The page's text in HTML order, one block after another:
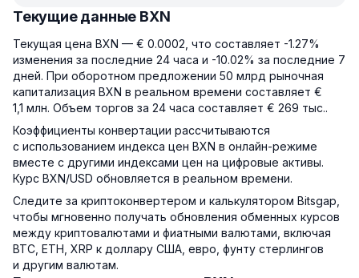
Текущие данные BXN
Текущая цена BXN — € 0.0002, что составляет -1.27%
изменения за последние 24 часа и -10.02% за последние 7
дней. При оборотном предложении 50 млрд рыночная
капитализация BXN в реальном времени составляет €
1,1 млн. Объем торгов за 24 часа составляет € 269 тыс..
Коэффициенты конвертации рассчитываются
с использованием индекса цен BXN в онлайн-режиме
вместе с другими индексами цен на цифровые активы.
Курс BXN/USD обновляется в реальном времени.
Следите за криптоконвертером и калькулятором Bitsgap,
чтобы мгновенно получать обновления обменных курсов
между криптовалютами и фиатными валютами, включая
BTC, ETH, XRP к доллару США, евро, фунту стерлингов
и другим валютам.